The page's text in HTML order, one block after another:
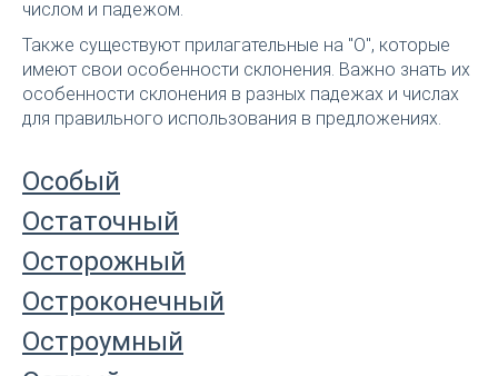
числом и падежом.
Также существуют прилагательные на "О", которые
имеют свои особенности склонения. Важно знать их
особенности склонения в разных падежах и числах
для правильного использования в предложениях.
Особый
Остаточный
Осторожный
Остроконечный
Остроумный